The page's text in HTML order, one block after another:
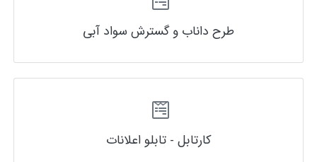
طرح داناب و گسترش سواد آبی
کارتابل - تابلو اعلانات